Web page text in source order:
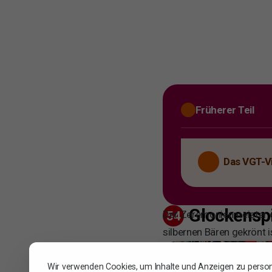
Früherer Teil
Das VGT-
54
Der Zeremonienmeister
silbernen Bären gekrönt
Wir verwenden Cookies, um Inhalte und Anzeigen zu